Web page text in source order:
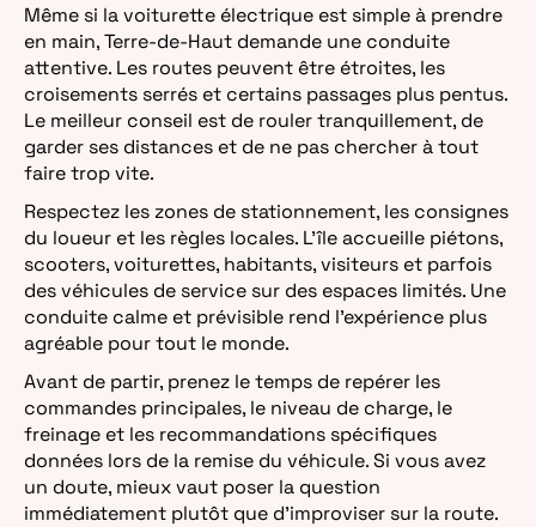
Même si la voiturette électrique est simple à prendre
en main, Terre-de-Haut demande une conduite
attentive. Les routes peuvent être étroites, les
croisements serrés et certains passages plus pentus.
Le meilleur conseil est de rouler tranquillement, de
garder ses distances et de ne pas chercher à tout
faire trop vite.
Respectez les zones de stationnement, les consignes
du loueur et les règles locales. L’île accueille piétons,
scooters, voiturettes, habitants, visiteurs et parfois
des véhicules de service sur des espaces limités. Une
conduite calme et prévisible rend l’expérience plus
agréable pour tout le monde.
Avant de partir, prenez le temps de repérer les
commandes principales, le niveau de charge, le
freinage et les recommandations spécifiques
données lors de la remise du véhicule. Si vous avez
un doute, mieux vaut poser la question
immédiatement plutôt que d’improviser sur la route.